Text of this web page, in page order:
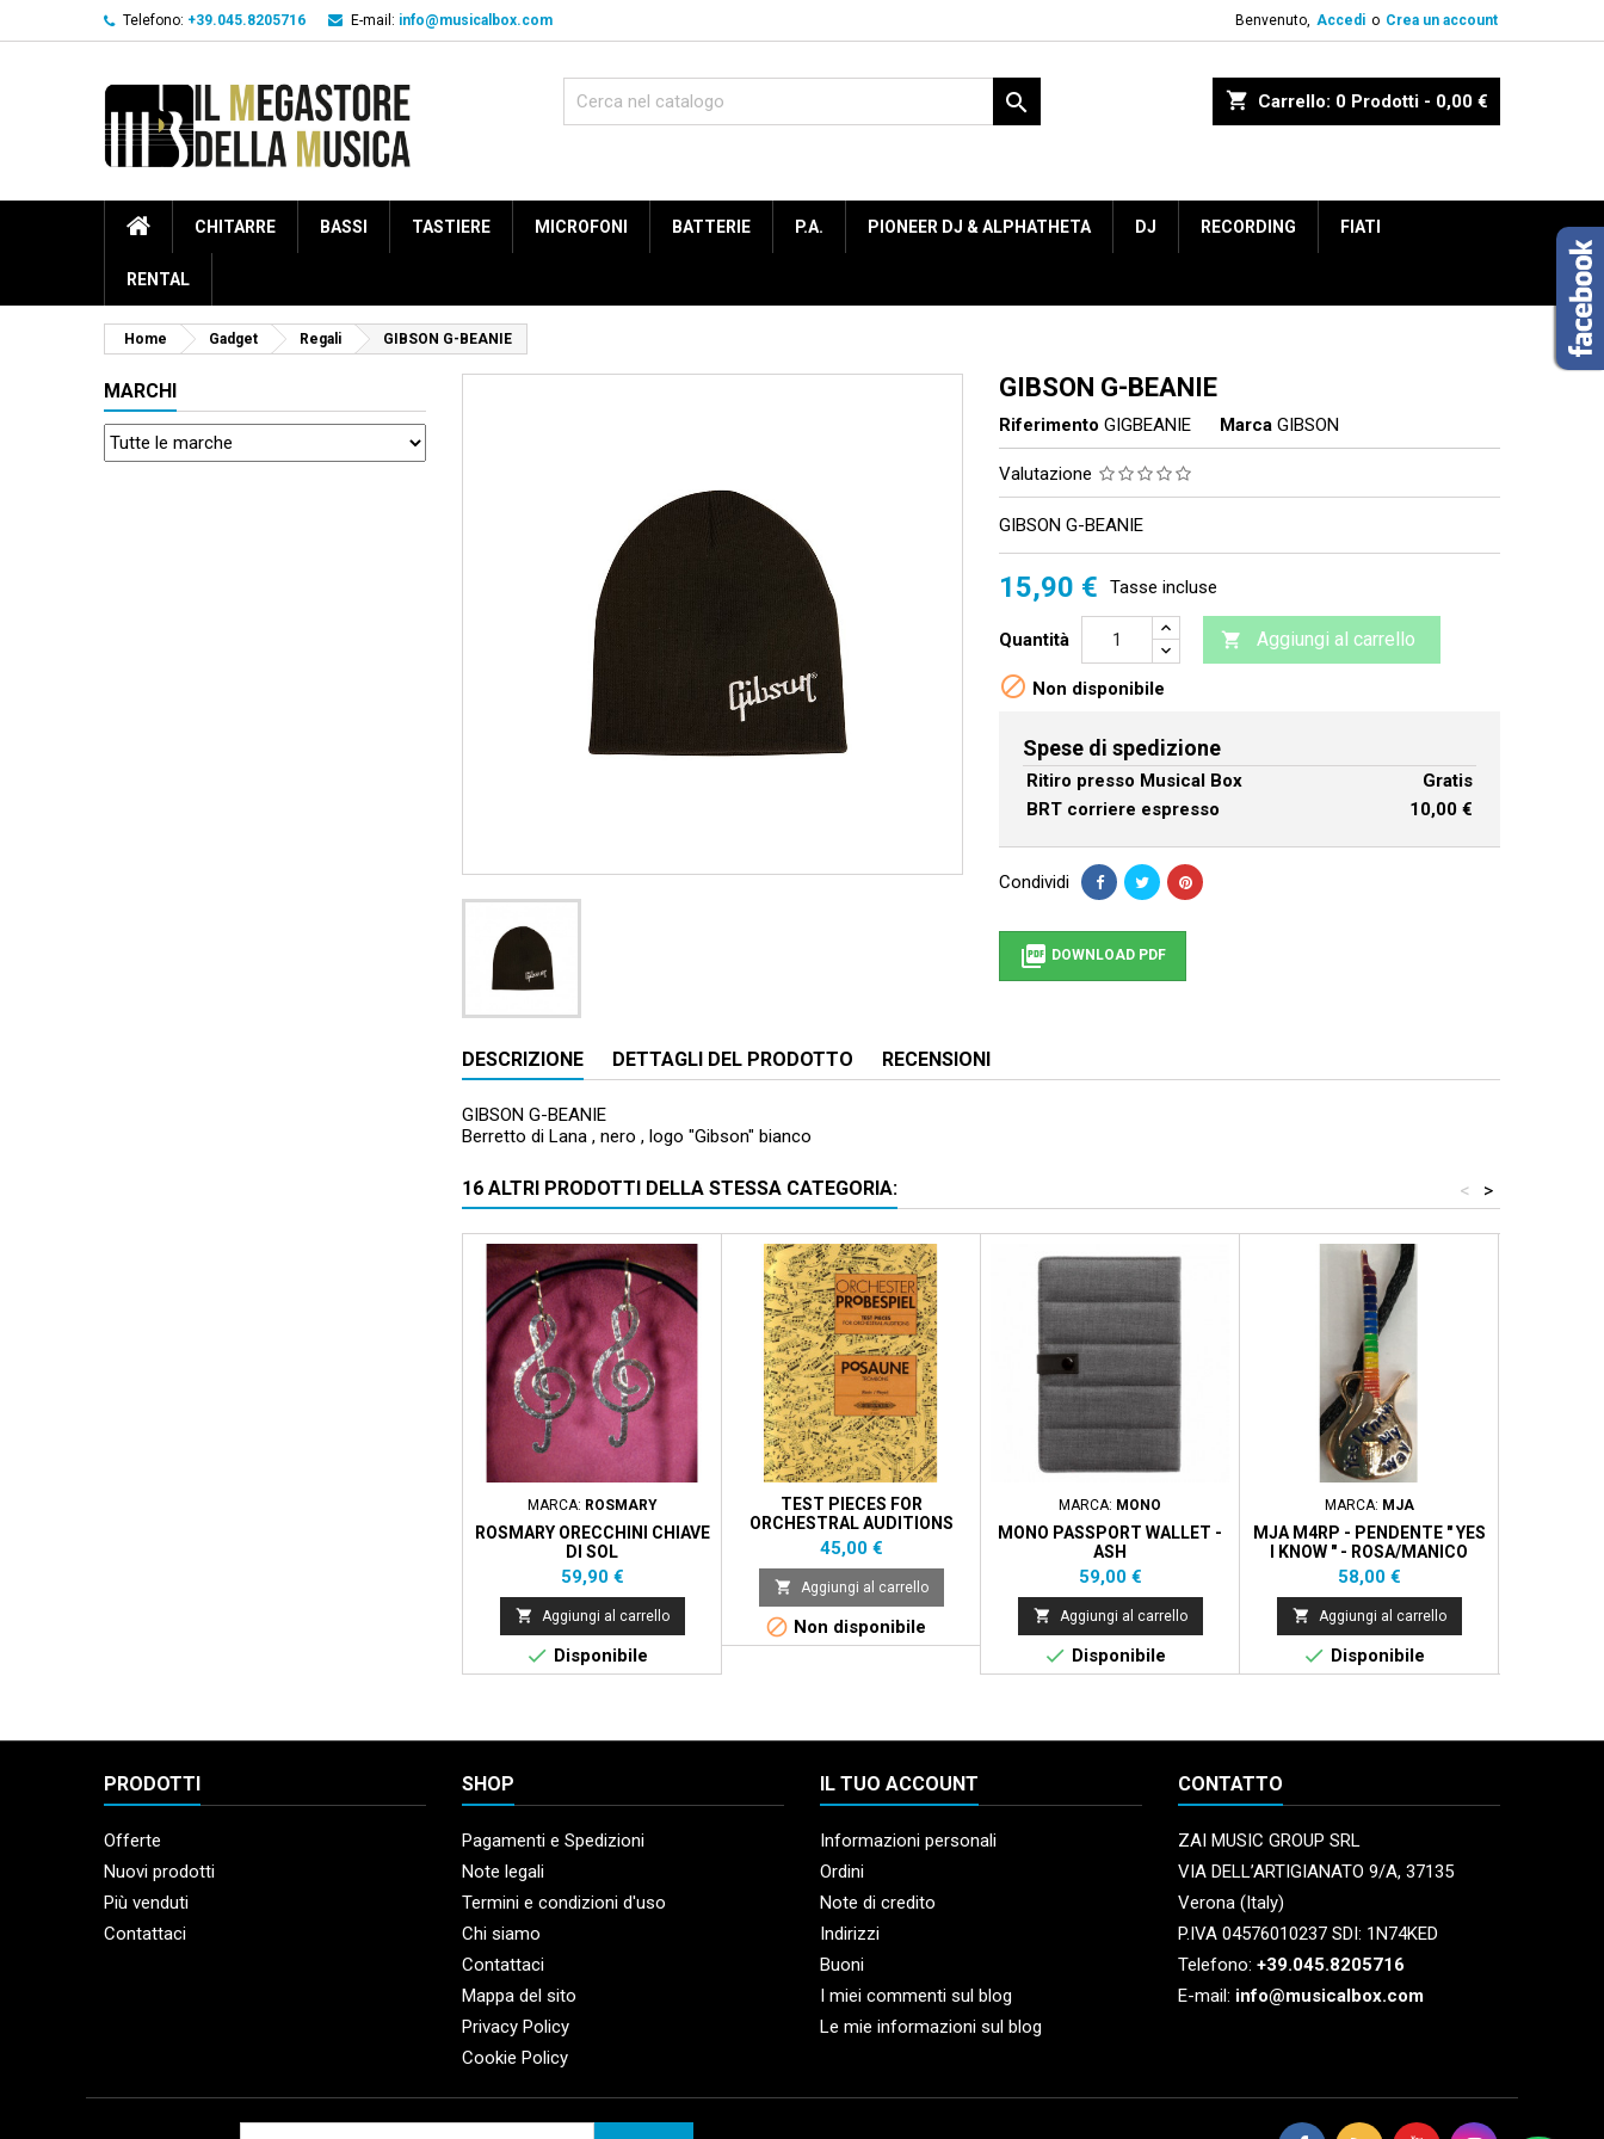
Telefono: +39.045.8205716 E-mail: info@musicalbox.com Benvenuto, Accedi o Crea un account
shopping_cart Carrello: 0 Prodotti - 0,00 €

CHITARRE BASSI TASTIERE MICROFONI BATTERIE P.A. PIONEER DJ & ALPHATHETA DJ RECORDING FIATI
RENTAL
Home Gadget Regali GIBSON G-BEANIE
MARCHI GIBSON G-BEANIE
Riferimento GIGBEANIE Marca GIBSON
Valutazione
GIBSON G-BEANIE
15,90 € Tasse incluse
Quantità  Aggiungi al carrello
 Non disponibile
Spese di spedizione
Ritiro presso Musical Box
Gratis
BRT corriere espresso
10,00 €
Condividi
 DOWNLOAD PDF
DESCRIZIONE DETTAGLI DEL PRODOTTO RECENSIONI
GIBSON G-BEANIE
Berretto di Lana , nero , logo "Gibson" bianco
16 ALTRI PRODOTTI DELLA STESSA CATEGORIA: >
<
MARCA: ROSMARY
ROSMARY ORECCHINI CHIAVE
DI SOL
Prezzo
59,90 €
 Aggiungi al carrello
 Disponibile
TEST PIECES FOR
ORCHESTRAL AUDITIONS
Prezzo
45,00 €
 Aggiungi al carrello
 Non disponibile
MARCA: MONO
MONO PASSPORT WALLET -
ASH
Prezzo
59,00 €
 Aggiungi al carrello
 Disponibile
MARCA: MJA
MJA M4RP - PENDENTE " YES
I KNOW " - ROSA/MANICO
PACE
Prezzo
58,00 €
 Aggiungi al carrello
 Disponibile
PRODOTTI
Offerte
Nuovi prodotti
Più venduti
Contattaci
SHOP
Pagamenti e Spedizioni
Note legali
Termini e condizioni d'uso
Chi siamo
Contattaci
Mappa del sito
Privacy Policy
Cookie Policy
IL TUO ACCOUNT
Informazioni personali
Ordini
Note di credito
Indirizzi
Buoni
I miei commenti sul blog
Le mie informazioni sul blog
CONTATTO
ZAI MUSIC GROUP SRL
VIA DELL’ARTIGIANATO 9/A, 37135
Verona (Italy)
P.IVA 04576010237 SDI: 1N74KED
Telefono: +39.045.8205716
E-mail: info@musicalbox.com